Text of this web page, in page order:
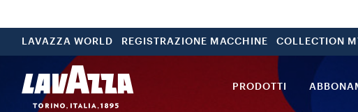
LAVAZZA WORLD REGISTRAZIONE MACCHINE COLLECTION
PRODOTTI